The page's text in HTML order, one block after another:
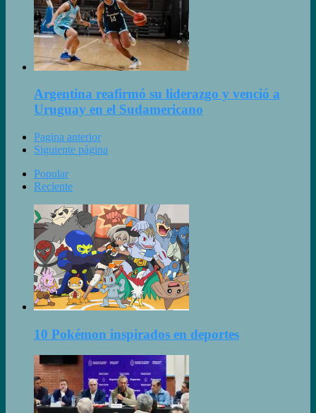
Argentina reafirmó su liderazgo y venció a
Uruguay en el Sudamericano
Pagina anterior
Siguiente página
Popular
Reciente
10 Pokémon inspirados en deportes